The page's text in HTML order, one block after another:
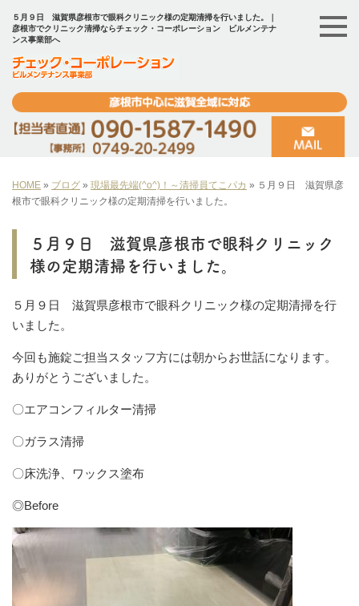
５月９日 滋賀県彦根市で眼科クリニック様の定期清掃を行いました。｜
彦根市でクリニック清掃ならチェック・コーポレーション ビルメンテナ
ンス事業部へ
HOME » ブログ » 現場最先端(^o^)！～清掃員てこパカ » ５月９日 滋賀県彦
根市で眼科クリニック様の定期清掃を行いました。
５月９日 滋賀県彦根市で眼科クリニック
様の定期清掃を行いました。
５月９日 滋賀県彦根市で眼科クリニック様の定期清掃を行
いました。
今回も施錠ご担当スタッフ方には朝からお世話になります。
ありがとうございました。
〇エアコンフィルター清掃
〇ガラス清掃
〇床洗浄、ワックス塗布
◎Before